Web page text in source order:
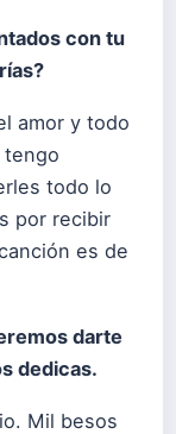
con tu
amor y todo
tengo
todo lo
por recibir
es de
darte
dedicas.
Mil besos